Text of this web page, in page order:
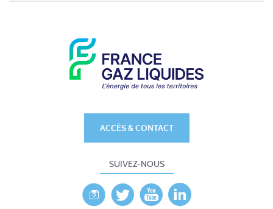
ACCÈS & CONTACT
SUIVEZ-NOUS